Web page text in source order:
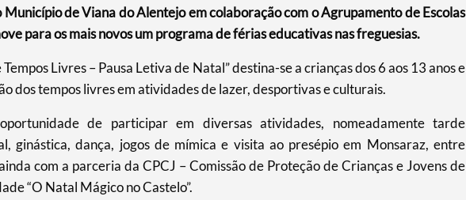
de Viana do Alentejo em colaboração com o Agrupamento de Escolas
para os mais novos um programa de férias educativas nas freguesias.
Livres – Pausa Letiva de Natal” destina-se a crianças dos 6 aos 13 anos e
dos tempos livres em atividades de lazer, desportivas e culturais.
de participar em diversas atividades, nomeadamente tarde
ginástica, dança, jogos de mímica e visita ao presépio em Monsaraz, entre
com a parceria da CPCJ – Comissão de Proteção de Crianças e Jovens de
“O Natal Mágico no Castelo”.